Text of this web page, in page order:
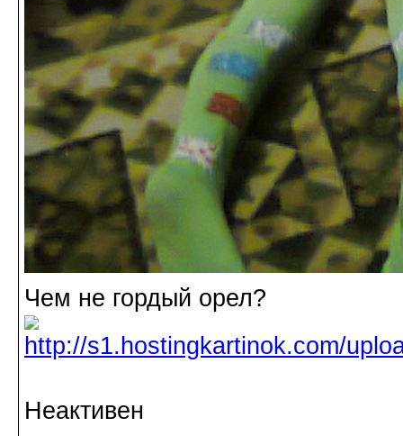
Чем не гордый орел?
Неактивен